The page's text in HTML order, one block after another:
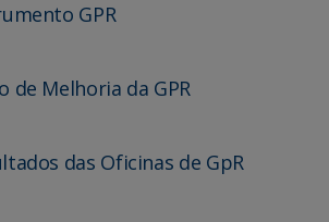
GPR
de Melhoria da GPR
das Oficinas de GpR